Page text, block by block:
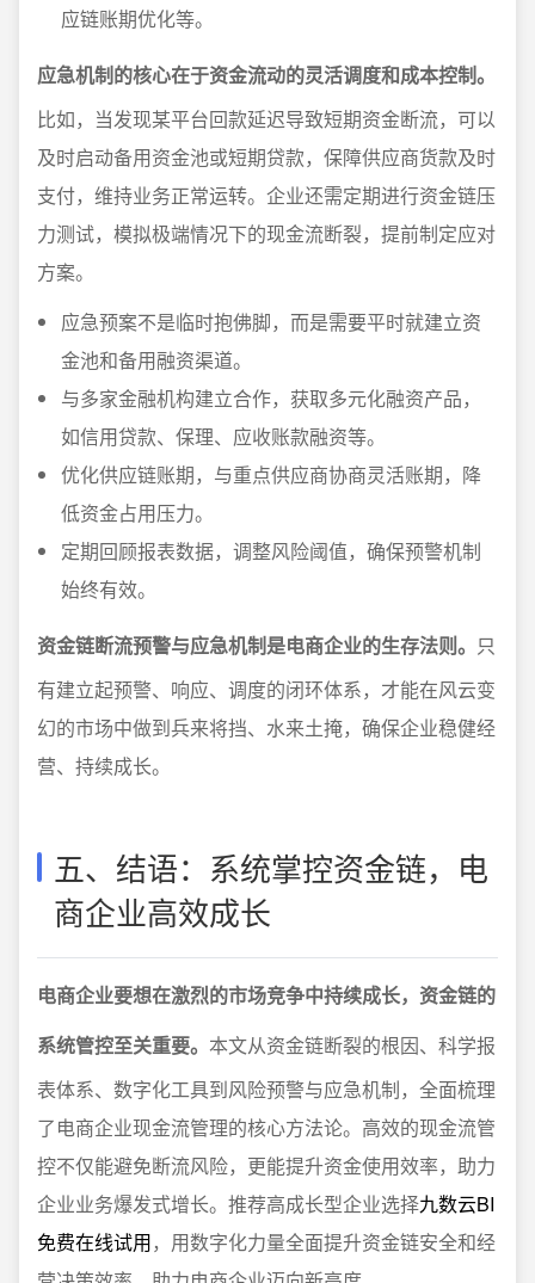
应链账期优化等。
应急机制的核心在于资金流动的灵活调度和成本控制。
比如，当发现某平台回款延迟导致短期资金断流，可以
及时启动备用资金池或短期贷款，保障供应商货款及时
支付，维持业务正常运转。企业还需定期进行资金链压
力测试，模拟极端情况下的现金流断裂，提前制定应对
方案。
应急预案不是临时抱佛脚，而是需要平时就建立资
金池和备用融资渠道。
与多家金融机构建立合作，获取多元化融资产品，
如信用贷款、保理、应收账款融资等。
优化供应链账期，与重点供应商协商灵活账期，降
低资金占用压力。
定期回顾报表数据，调整风险阈值，确保预警机制
始终有效。
资金链断流预警与应急机制是电商企业的生存法则。 只
有建立起预警、响应、调度的闭环体系，才能在风云变
幻的市场中做到兵来将挡、水来土掩，确保企业稳健经
营、持续成长。
五、结语：系统掌控资金链，电
商企业高效成长
电商企业要想在激烈的市场竞争中持续成长，资金链的
系统管控至关重要。 本文从资金链断裂的根因、科学报
表体系、数字化工具到风险预警与应急机制，全面梳理
了电商企业现金流管理的核心方法论。高效的现金流管
控不仅能避免断流风险，更能提升资金使用效率，助力
企业业务爆发式增长。推荐高成长型企业选择九数云BI
免费在线试用，用数字化力量全面提升资金链安全和经